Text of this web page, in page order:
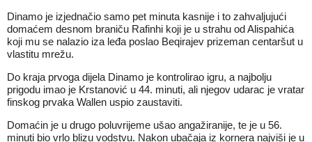
Dinamo je izjednačio samo pet minuta kasnije i to zahvaljujući
domaćem desnom braniču Rafinhi koji je u strahu od Alispahića
koji mu se nalazio iza leđa poslao Beqirajev prizeman centaršut u
vlastitu mrežu.
Do kraja prvoga dijela Dinamo je kontrolirao igru, a najbolju
prigodu imao je Krstanović u 44. minuti, ali njegov udarac je vratar
finskog prvaka Wallen uspio zaustaviti.
Domaćin je u drugo poluvrijeme ušao angažiranije, te je u 56.
minuti bio vrlo blizu vodstvu. Nakon ubačaja iz kornera najviši je u